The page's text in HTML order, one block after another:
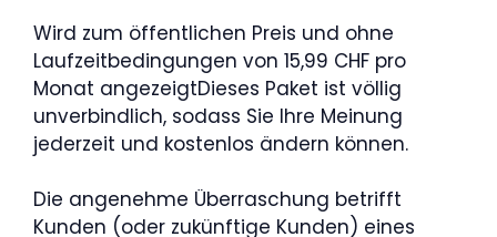
Wird zum öffentlichen Preis und ohne
Laufzeitbedingungen von 15,99 CHF pro
Monat angezeigtDieses Paket ist völlig
unverbindlich, sodass Sie Ihre Meinung
jederzeit und kostenlos ändern können.
Die angenehme Überraschung betrifft
Kunden (oder zukünftige Kunden) eines